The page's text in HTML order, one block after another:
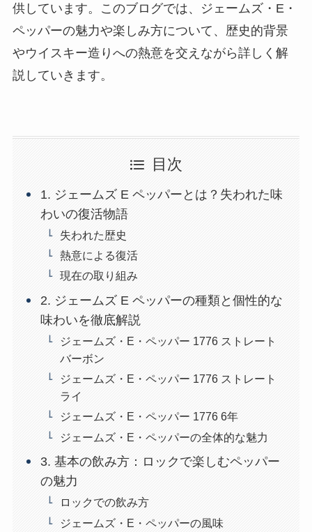
供しています。このブログでは、ジェームズ・E・
ペッパーの魅力や楽しみ方について、歴史的背景
やウイスキー造りへの熱意を交えながら詳しく解
説していきます。
目次
1. ジェームズ E ペッパーとは？失われた味
わいの復活物語
失われた歴史
熱意による復活
現在の取り組み
2. ジェームズ E ペッパーの種類と個性的な
味わいを徹底解説
ジェームズ・E・ペッパー 1776 ストレート
バーボン
ジェームズ・E・ペッパー 1776 ストレート
ライ
ジェームズ・E・ペッパー 1776 6年
ジェームズ・E・ペッパーの全体的な魅力
3. 基本の飲み方：ロックで楽しむペッパー
の魅力
ロックでの飲み方
ジェームズ・E・ペッパーの風味